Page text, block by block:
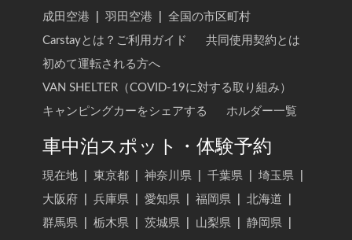
成田空港
羽田空港
全国の市区町村
Carstayとは？ご利用ガイド
共同使用契約とは
初めて運転される方へ
VAN SHELTER（COVID-19に対する取り組み）
キャンピングカーをシェアする
ホルダー一覧
車中泊スポット・体験予約
現在地 東京都 神奈川県 千葉県 埼玉県
大阪府
兵庫県 愛知県 福岡県 北海道
群馬県
栃木県 茨城県 山梨県 静岡県